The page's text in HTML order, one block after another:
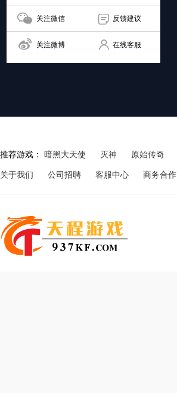
关注微信 反馈建议
关注微博 在线客服
推荐游戏： 暗黑大天使 灭神 原始传奇
关于我们 公司招聘 客服中心 商务合作